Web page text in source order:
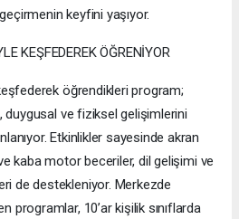
keyfini yaşıyor.
KEŞFEDEREK ÖĞRENİYOR
öğrendikleri program;
duygusal ve fiziksel gelişimlerini
Etkinlikler sayesinde akran
kaba motor beceriler, dil gelişimi ve
de destekleniyor. Merkezde
programlar, 10’ar kişilik sınıflarda